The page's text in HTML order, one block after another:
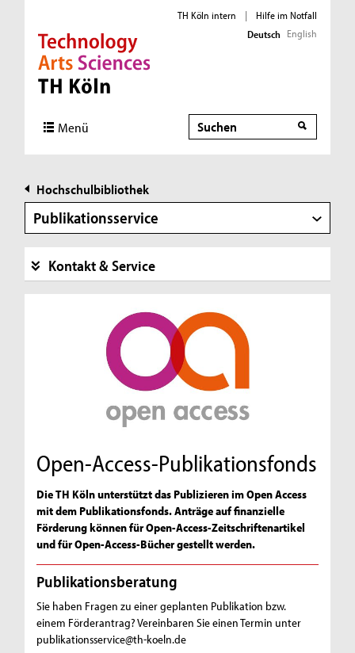
Direkt zur Hauptnavigation
Direkt zur Subnavigation
Direkt zum Inhalt
Direkt zum Fußbereich
TH Köln intern |
Hilfe im Notfall
Deutsch English
Menü Suche
Hochschulbibliothek
Publikationsservice
Kontakt & Service
Open-Access-Publikationsfonds
Die TH Köln unterstützt das Publizieren im Open Access
mit dem Publikationsfonds. Anträge auf finanzielle
Förderung können für Open-Access-Zeitschriftenartikel
und für Open-Access-Bücher gestellt werden.
Publikationsberatung
Sie haben Fragen zu einer geplanten Publikation bzw.
einem Förderantrag? Vereinbaren Sie einen Termin unter
publikationsservice@th-koeln.de